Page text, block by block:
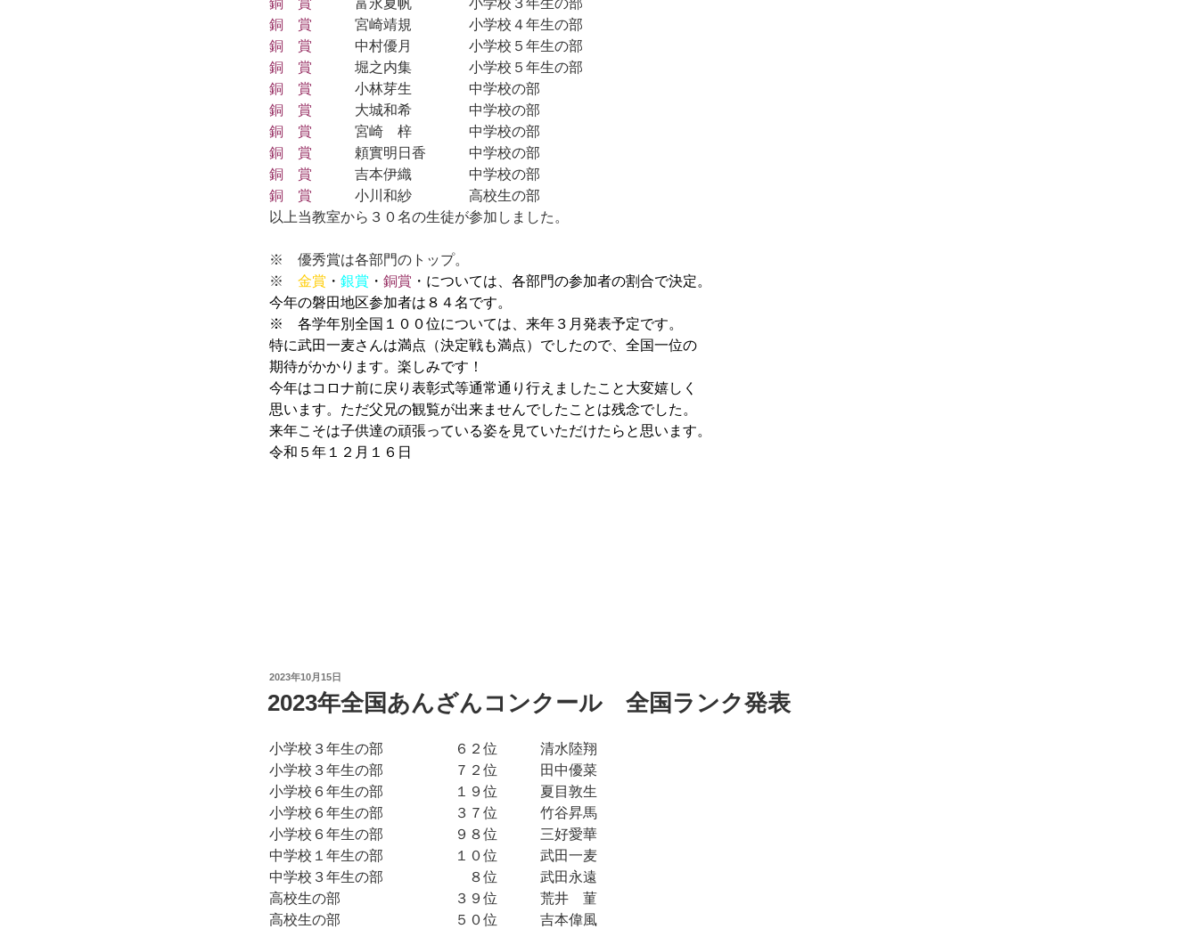
銅 賞 富永夏帆 小学校３年生の部
銅 賞 宮崎靖規 小学校４年生の部
銅 賞 中村優月 小学校５年生の部
銅 賞 堀之内集 小学校５年生の部
銅 賞 小林芽生 中学校の部
銅 賞 大城和希 中学校の部
銅 賞 宮崎 梓 中学校の部
銅 賞 頼實明日香 中学校の部
銅 賞 吉本伊織 中学校の部
銅 賞 小川和紗 高校生の部
以上当教室から３０名の生徒が参加しました。
※ 優秀賞は各部門のトップ。
※ 金賞 ・ 銀賞 ・ 銅賞 ・については、各部門の参加者の割合で決定。
今年の磐田地区参加者は８４名です。
※ 各学年別全国１００位については、来年３月発表予定です。
特に武田一麦さんは満点（決定戦も満点）でしたので、全国一位の
期待がかかります。楽しみです！
今年はコロナ前に戻り表彰式等通常通り行えましたこと大変嬉しく
思います。ただ父兄の観覧が出来ませんでしたことは残念でした。
来年こそは子供達の頑張っている姿を見ていただけたらと思います。
令和５年１２月１６日
投
日:
2023年10月15日
2023年全国あんざんコンクール 全国ランク発表
小学校３年生の部 ６２位 清水陸翔
小学校３年生の部 ７２位 田中優菜
小学校６年生の部 １９位 夏目敦生
小学校６年生の部 ３７位 竹谷昇馬
小学校６年生の部 ９８位 三好愛華
中学校１年生の部 １０位 武田一麦
中学校３年生の部 ８位 武田永遠
高校生の部 ３９位 荒井 菫
高校生の部 ５０位 吉本偉風